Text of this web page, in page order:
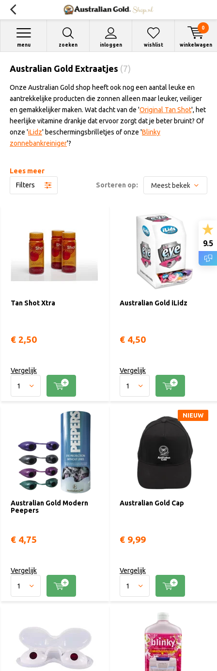
zoeken inloggen
menu wishlist winkelwagen
0
Australian Gold Extraatjes (7)
Onze Australian Gold shop heeft ook nog een aantal leuke en
aantrekkelijke producten die zonnen alleen maar leuker, veiliger
en gemakkelijker maken. Wat dacht van de 'Original Tan Shot', het
heerlijke vitamine drankje dat ervoor zorgt dat je beter bruint? Of
onze 'iLidz' beschermingsbrilletjes of onze 'Blinky
zonnebankreiniger'?
Lees meer
Filters
Sorteren op:
Tan Shot Xtra
€ 2,50
Vergelijk
Australian Gold iLidz
€ 4,50
Vergelijk
Australian Gold Modern
Peepers
€ 4,75
Vergelijk
Australian Gold Cap
NIEUW
€ 9,99
Vergelijk
9.5